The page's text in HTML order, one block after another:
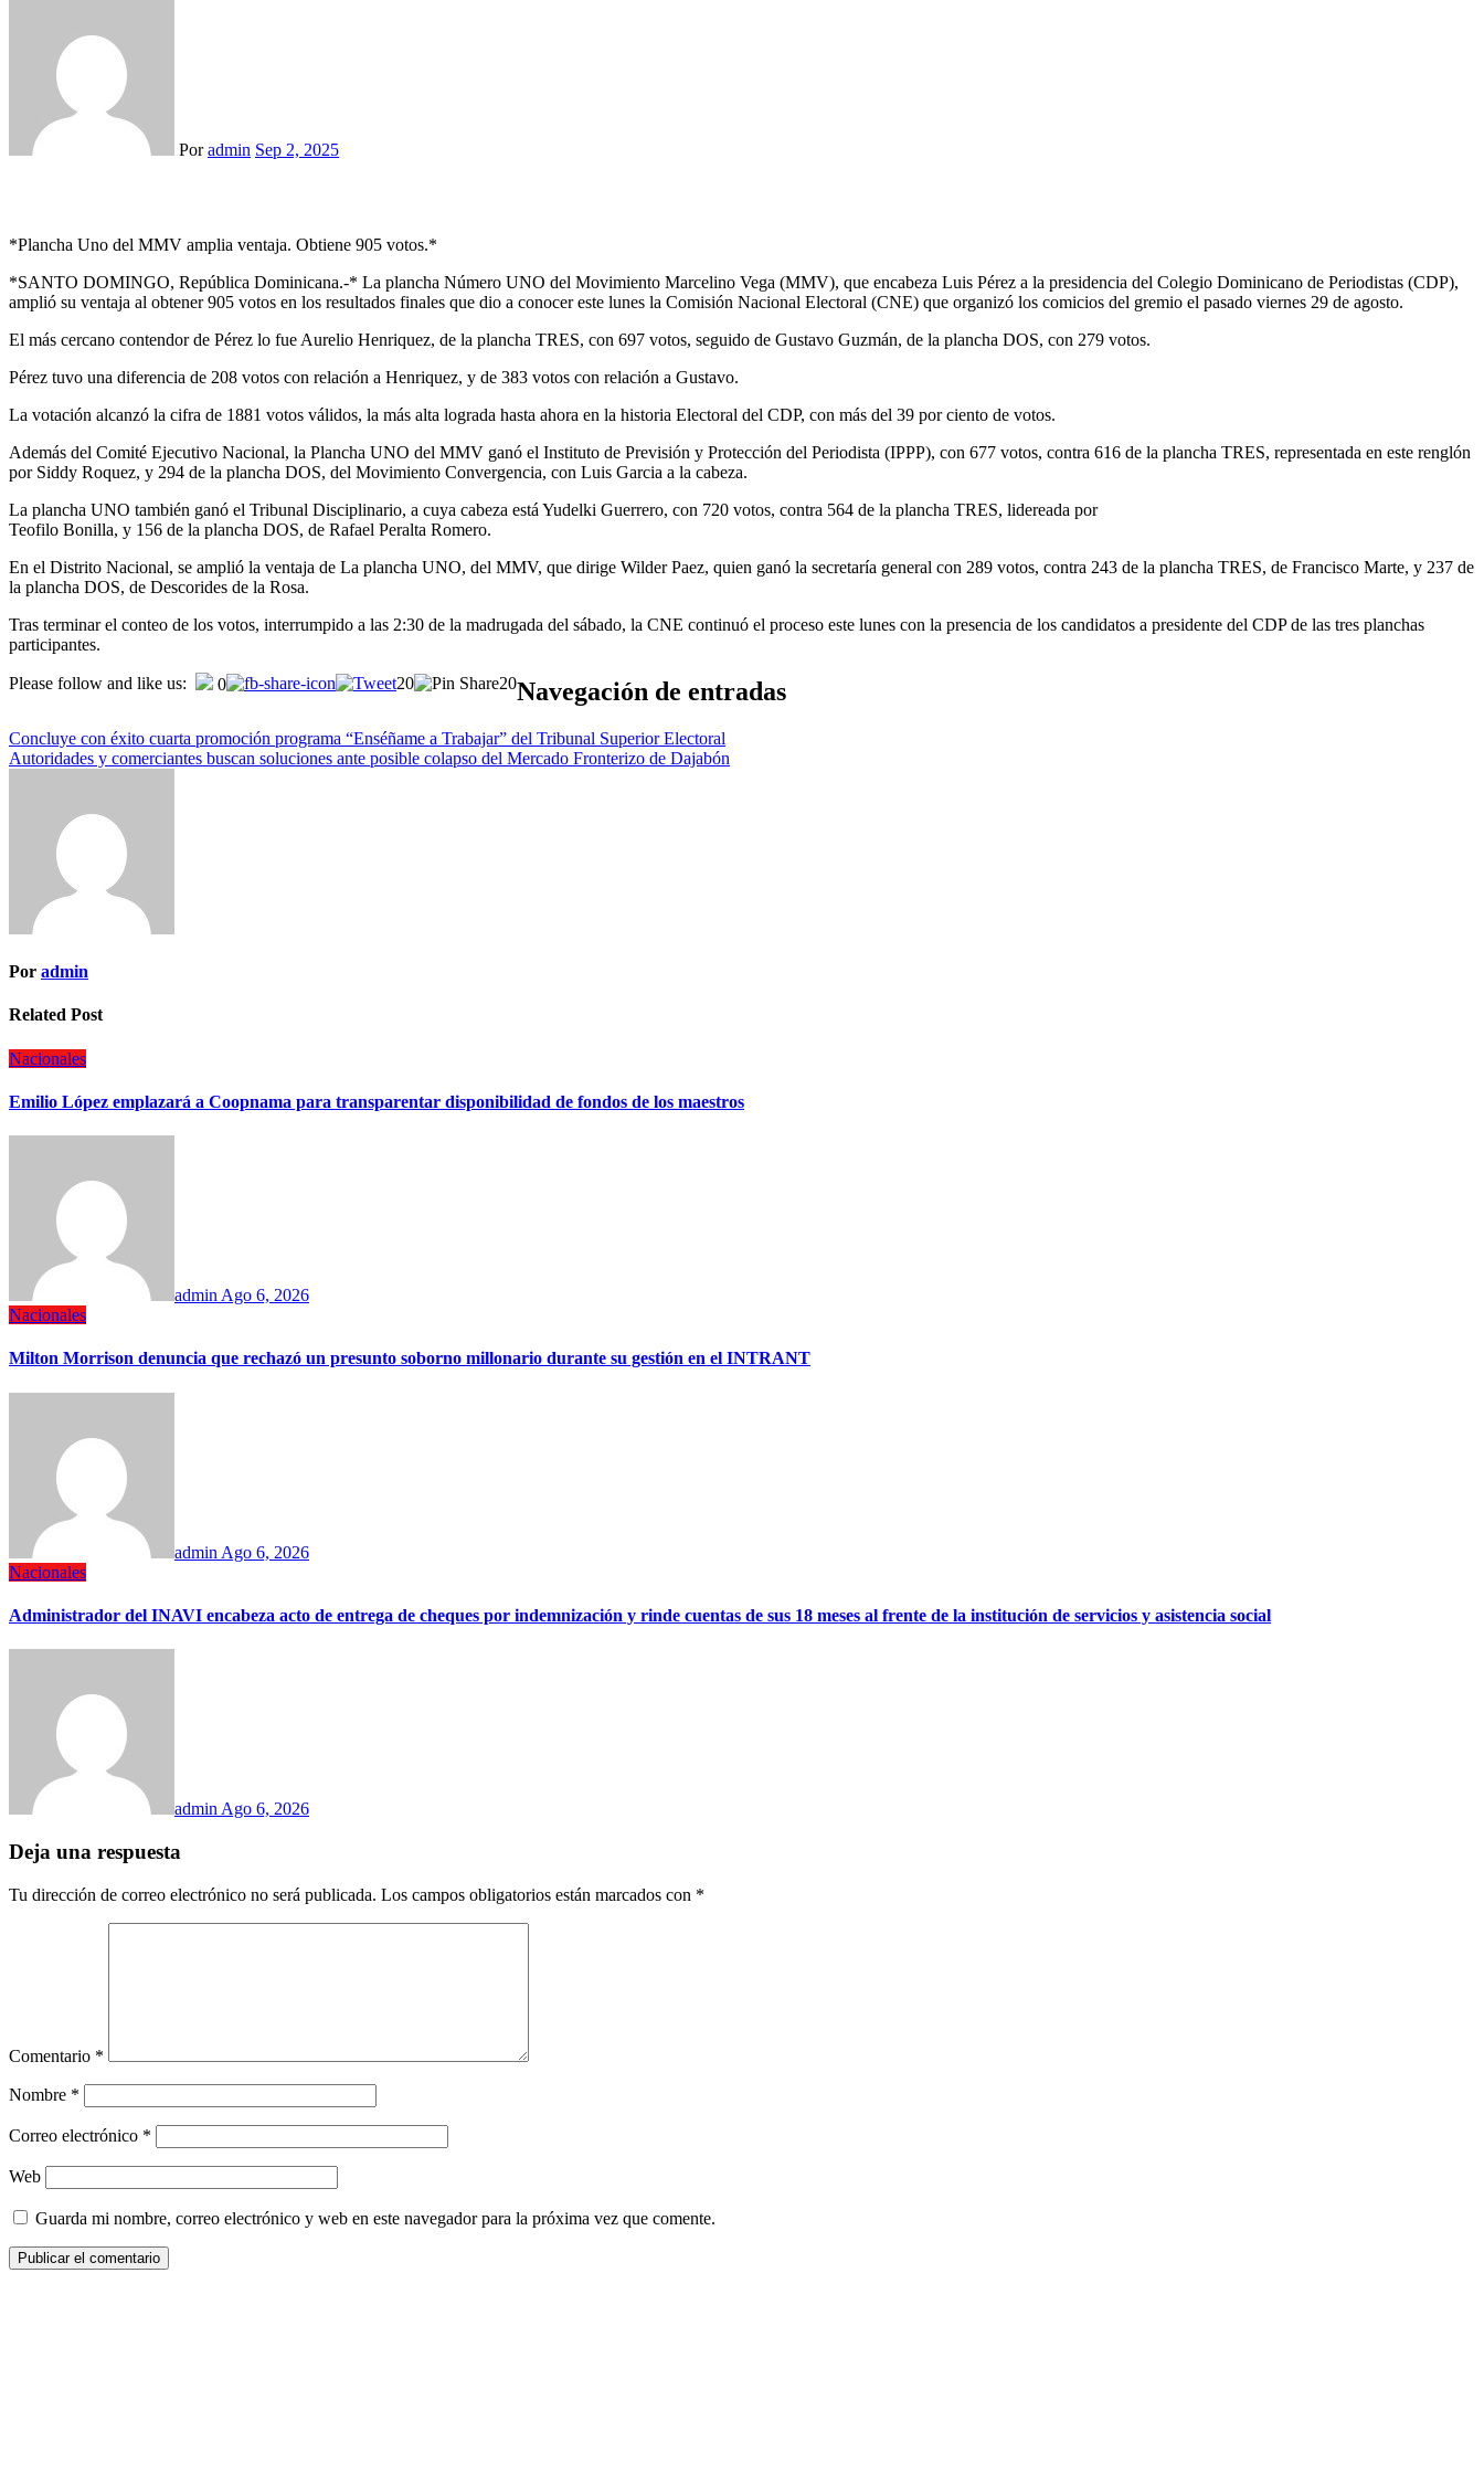
Poradmin Sep 2, 2025
*Plancha Uno del MMV amplia ventaja. Obtiene 905 votos.*
*SANTO DOMINGO, República Dominicana.-* La plancha Número UNO del Movimiento Marcelino Vega (MMV), que encabeza Luis Pérez a la presidencia del Colegio Dominicano de Periodistas (CDP),
amplió su ventaja al obtener 905 votos en los resultados finales que dio a conocer este lunes la Comisión Nacional Electoral (CNE) que organizó los comicios del gremio el pasado viernes 29 de agosto.
El más cercano contendor de Pérez lo fue Aurelio Henriquez, de la plancha TRES, con 697 votos, seguido de Gustavo Guzmán, de la plancha DOS, con 279 votos.
Pérez tuvo una diferencia de 208 votos con relación a Henriquez, y de 383 votos con relación a Gustavo.
La votación alcanzó la cifra de 1881 votos válidos, la más alta lograda hasta ahora en la historia Electoral del CDP, con más del 39 por ciento de votos.
Además del Comité Ejecutivo Nacional, la Plancha UNO del MMV ganó el Instituto de Previsión y Protección del Periodista (IPPP), con 677 votos, contra 616 de la plancha TRES, representada en este renglón
por Siddy Roquez, y 294 de la plancha DOS, del Movimiento Convergencia, con Luis Garcia a la cabeza.
La plancha UNO también ganó el Tribunal Disciplinario, a cuya cabeza está Yudelki Guerrero, con 720 votos, contra 564 de la plancha TRES, lidereada por
Teofilo Bonilla, y 156 de la plancha DOS, de Rafael Peralta Romero.
En el Distrito Nacional, se amplió la ventaja de La plancha UNO, del MMV, que dirige Wilder Paez, quien ganó la secretaría general con 289 votos, contra 243 de la plancha TRES, de Francisco Marte, y 237 de
la plancha DOS, de Descorides de la Rosa.
Tras terminar el conteo de los votos, interrumpido a las 2:30 de la madrugada del sábado, la CNE continuó el proceso este lunes con la presencia de los candidatos a presidente del CDP de las tres planchas
participantes.
Please follow and like us: 0 20 20Navegación de entradas
Concluye con éxito cuarta promoción programa “Enséñame a Trabajar” del Tribunal Superior Electoral
Autoridades y comerciantes buscan soluciones ante posible colapso del Mercado Fronterizo de Dajabón
Por admin
Related Post
Nacionales
Emilio López emplazará a Coopnama para transparentar disponibilidad de fondos de los maestros
admin Ago 6, 2026
Nacionales
Milton Morrison denuncia que rechazó un presunto soborno millonario durante su gestión en el INTRANT
admin Ago 6, 2026
Nacionales
Administrador del INAVI encabeza acto de entrega de cheques por indemnización y rinde cuentas de sus 18 meses al frente de la institución de servicios y asistencia social
admin Ago 6, 2026
Deja una respuesta
Tu dirección de correo electrónico no será publicada. Los campos obligatorios están marcados con *
Comentario *
Nombre *
Correo electrónico *
Web
Guarda mi nombre, correo electrónico y web en este navegador para la próxima vez que comente.